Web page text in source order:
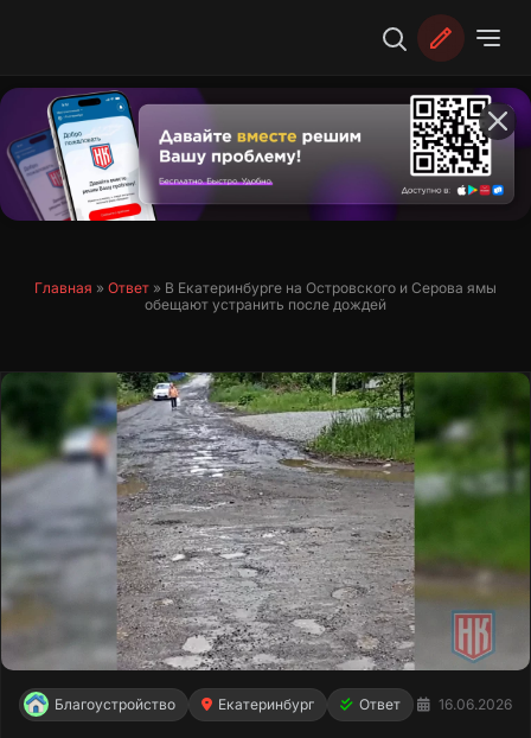
Главная » Ответ » В Екатеринбурге на Островского и Серова ямы
обещают устранить после дождей
Благоустройство Екатеринбург Ответ 16.06.2026